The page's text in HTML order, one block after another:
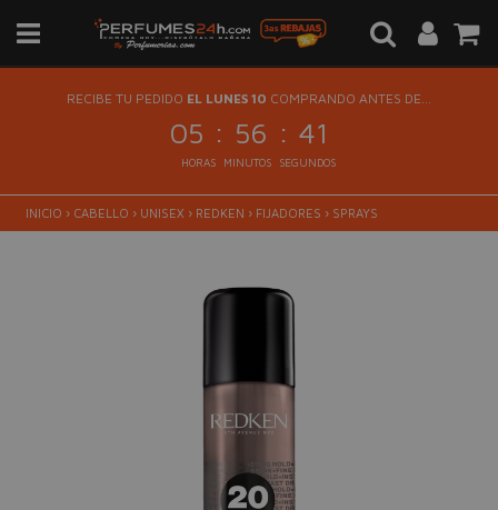
RECIBE TU PEDIDO EL LUNES 10 COMPRANDO ANTES DE...
05 : 56 : 40
HORAS MINUTOS SEGUNDOS
INICIO › CABELLO › UNISEX › REDKEN › FIJADORES › SPRAYS